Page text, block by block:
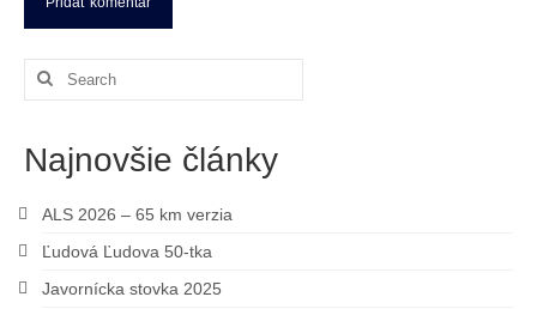
Search
Najnovšie články
ALS 2026 – 65 km verzia
Ľudová Ľudova 50-tka
Javornícka stovka 2025